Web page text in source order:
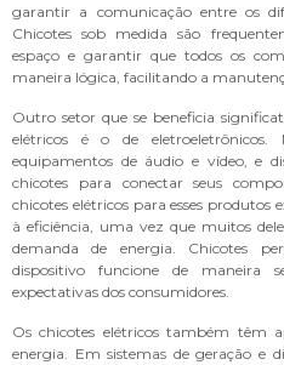
garantir a comunicação entre os
Chicotes sob medida são
espaço e garantir que todos os
maneira lógica, facilitando a
Outro setor que se beneficia
elétricos é o de eletroeletrônicos.
equipamentos de áudio e vídeo, e
chicotes para conectar seus
chicotes elétricos para esses produtos
à eficiência, uma vez que muitos
demanda de energia. Chicotes
dispositivo funcione de maneira
expectativas dos consumidores.
Os chicotes elétricos também têm
energia. Em sistemas de geração e